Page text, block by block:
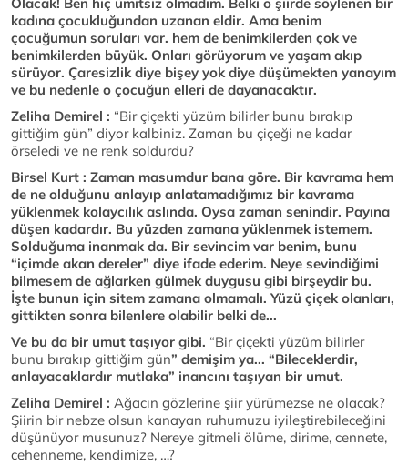
kadına çocukluğundan uzanan eldir. Ama benim
çocuğumun soruları var. hem de benimkilerden çok ve
benimkilerden büyük. Onları görüyorum ve yaşam akıp
sürüyor. Çaresizlik diye bişey yok diye düşümekten yanayım
ve bu nedenle o çocuğun elleri de dayanacaktır.
Zeliha Demirel : “Bir çiçekti yüzüm bilirler bunu bırakıp
gittiğim gün” diyor kalbiniz. Zaman bu çiçeği ne kadar
örseledi ve ne renk soldurdu?
Birsel Kurt : Zaman masumdur bana göre. Bir kavrama hem
de ne olduğunu anlayıp anlatamadığımız bir kavrama
yüklenmek kolaycılık aslında. Oysa zaman senindir. Payına
düşen kadardır. Bu yüzden zamana yüklenmek istemem.
Solduğuma inanmak da. Bir sevincim var benim, bunu
“içimde akan dereler” diye ifade ederim. Neye sevindiğimi
bilmesem de ağlarken gülmek duygusu gibi birşeydir bu.
İşte bunun için sitem zamana olmamalı. Yüzü çiçek olanları,
gittikten sonra bilenlere olabilir belki de...
Ve bu da bir umut taşıyor gibi. “Bir çiçekti yüzüm bilirler
bunu bırakıp gittiğim gün” demişim ya... “Bileceklerdir,
anlayacaklardır mutlaka” inancını taşıyan bir umut.
Zeliha Demirel : Ağacın gözlerine şiir yürümezse ne olacak?
Şiirin bir nebze olsun kanayan ruhumuzu iyileştirebileceğini
düşünüyor musunuz? Nereye gitmeli ölüme, dirime, cennete,
cehenneme, kendimize, …?